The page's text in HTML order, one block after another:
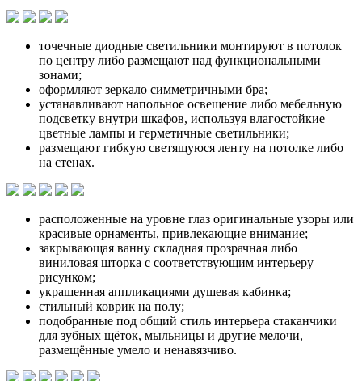
точечные диодные светильники монтируют в потолок
по центру либо размещают над функциональными
зонами;
оформляют зеркало симметричными бра;
устанавливают напольное освещение либо мебельную
подсветку внутри шкафов, используя влагостойкие
цветные лампы и герметичные светильники;
размещают гибкую светящуюся ленту на потолке либо
на стенах.
расположенные на уровне глаз оригинальные узоры или
красивые орнаменты, привлекающие внимание;
закрывающая ванну складная прозрачная либо
виниловая шторка с соответствующим интерьеру
рисунком;
украшенная аппликациями душевая кабинка;
стильный коврик на полу;
подобранные под общий стиль интерьера стаканчики
для зубных щёток, мыльницы и другие мелочи,
размещённые умело и ненавязчиво.